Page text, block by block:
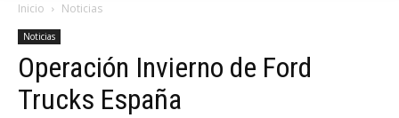
Inicio Noticias
Noticias
Operación Invierno de Ford
Trucks España